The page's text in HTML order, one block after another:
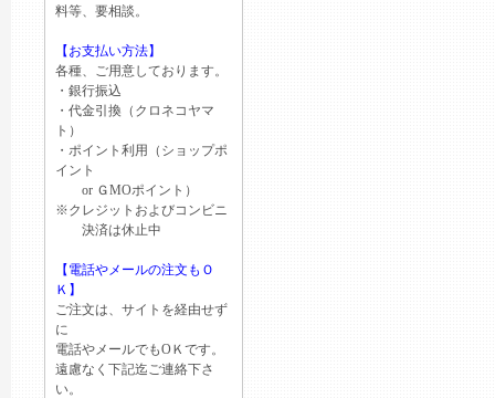
料等、要相談。
【お支払い方法】
各種、ご用意しております。
・銀行振込
・代金引換（クロネコヤマ
ト）
・ポイント利用（ショップポ
イント
or ＧМОポイント）
※クレジットおよびコンビニ
決済は休止中
【電話やメールの注文もＯ
Ｋ】
ご注文は、サイトを経由せず
に
電話やメールでもОＫです。
遠慮なく下記迄ご連絡下さ
い。